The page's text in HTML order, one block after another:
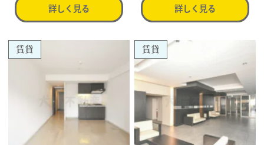
詳しく見る 詳しく見る
賃貸 賃貸